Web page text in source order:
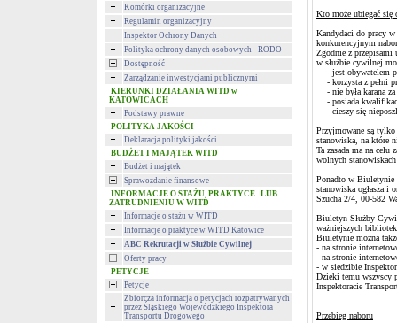
Komórki organizacyjne
Regulamin organizacyjny
Inspektor Ochrony Danych
Polityka ochrony danych osobowych - RODO
Dostępność
Zarządzanie inwestycjami publicznymi
KIERUNKI DZIAŁANIA WITD w
KATOWICACH
Podstawy prawne
POLITYKA JAKOŚCI
Deklaracja polityki jakości
BUDŻET I MAJĄTEK WITD
Budżet i majątek
Sprawozdanie finansowe
INFORMACJE O STAŻU, PRAKTYCE LUB
ZATRUDNIENIU W WITD
Informacje o stażu w WITD
Informacje o praktyce w WITD Katowice
ABC Rekrutacji w Służbie Cywilnej
Oferty pracy
PETYCJE
Petycje
Zbiorcza informacja o petycjach rozpatrywanych
przez Śląskiego Wojewódzkiego Inspektora
Transportu Drogowego
Kto może ubiegać się
Kandydaci do pracy
konkurencyjnym
Zgodnie z
w służbie cywilnej
- jest obywatelem
- korzysta z pełni
- nie była karana za
- posiada
- cieszy się
Przyjmowane są tylko
stanowiska, na które
Ta zasada ma na
wolnych
Ponadto w Biuletynie
stanowiska ogłasza i
Szucha 2/4, 00-582
Biuletyn Służby
ważniejszych
Biuletynie można
- na stronie
- na stronie
- w siedzibie
Dzięki temu wszyscy
Inspektoracie
Przebieg naboru